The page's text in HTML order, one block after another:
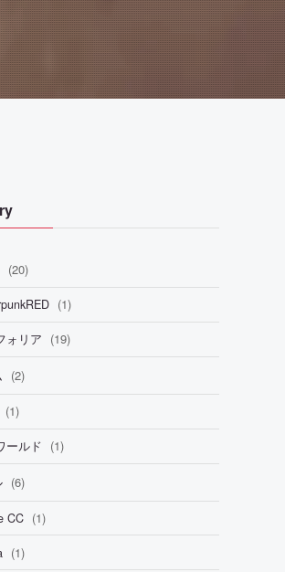
(20)
(1)
ォリア (19)
(2)
(1)
ールド (1)
(6)
CC (1)
(1)